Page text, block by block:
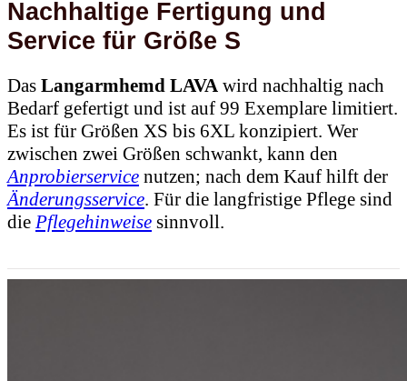
Nachhaltige Fertigung und
Service für Größe S
Das Langarmhemd LAVA wird nachhaltig nach
Bedarf gefertigt und ist auf 99 Exemplare limitiert.
Es ist für Größen XS bis 6XL konzipiert. Wer
zwischen zwei Größen schwankt, kann den
Anprobierservice nutzen; nach dem Kauf hilft der
Änderungsservice. Für die langfristige Pflege sind
die Pflegehinweise sinnvoll.